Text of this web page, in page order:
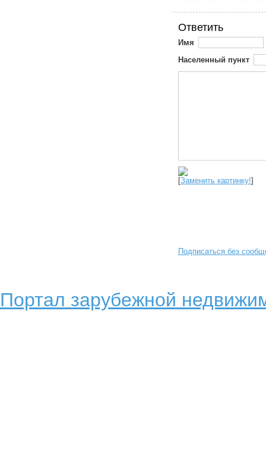
Ответить
Имя
Населенный пункт
[Заменить картинку!]
Подписаться без
Портал зарубежной